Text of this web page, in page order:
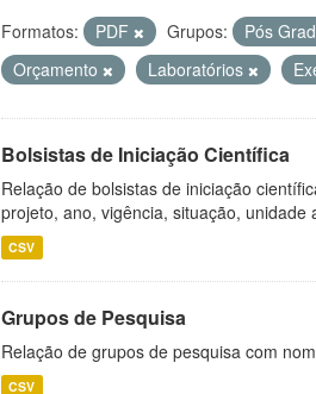
Formatos: PDF Grupos: Pós
Orçamento
Laboratórios
Bolsistas de Iniciação Científica
Relação de bolsistas de iniciação
projeto, ano, vigência, situação, unidade
CSV
Grupos de Pesquisa
Relação de grupos de pesquisa com
CSV